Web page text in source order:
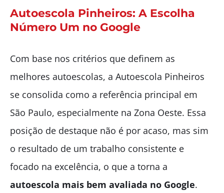
Autoescola Pinheiros: A Escolha
Número Um no Google
Com base nos critérios que definem as
melhores autoescolas, a Autoescola Pinheiros
se consolida como a referência principal em
São Paulo, especialmente na Zona Oeste. Essa
posição de destaque não é por acaso, mas sim
o resultado de um trabalho consistente e
focado na excelência, o que a torna a
autoescola mais bem avaliada no Google.